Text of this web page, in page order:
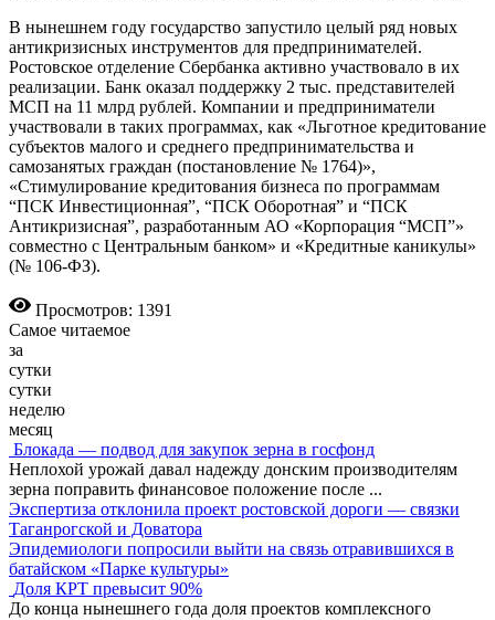
В нынешнем году государство запустило целый ряд новых
антикризисных инструментов для предпринимателей.
Ростовское отделение Сбербанка активно участвовало в их
реализации. Банк оказал поддержку 2 тыс. представителей
МСП на 11 млрд рублей. Компании и предприниматели
участвовали в таких программах, как «Льготное кредитование
субъектов малого и среднего предпринимательства и
самозанятых граждан (постановление № 1764)»,
«Стимулирование кредитования бизнеса по программам
“ПСК Инвестиционная”, “ПСК Оборотная” и “ПСК
Антикризисная”, разработанным АО «Корпорация “МСП”»
совместно с Центральным банком» и «Кредитные каникулы»
(№ 106-ФЗ).
Просмотров: 1391
Самое читаемое
за
сутки
сутки
неделю
месяц
Блокада — подвод для закупок зерна в госфонд
Неплохой урожай давал надежду донским производителям
зерна поправить финансовое положение после ...
Экспертиза отклонила проект ростовской дороги — связки
Таганрогской и Доватора
Эпидемиологи попросили выйти на связь отравившихся в
батайском «Парке культуры»
Доля КРТ превысит 90%
До конца нынешнего года доля проектов комплексного